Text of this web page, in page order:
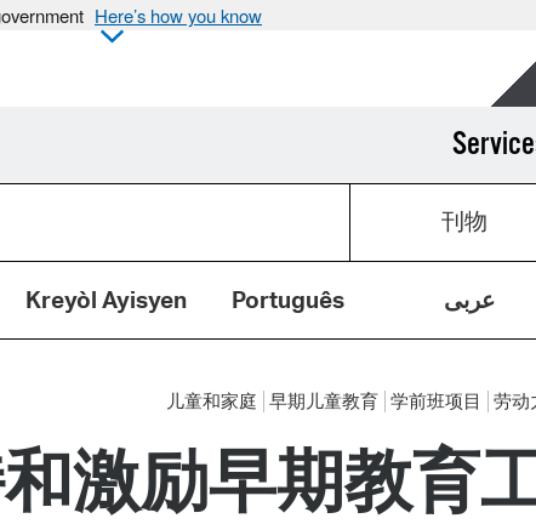
Here’s how you know
刊物
Kreyòl Ayisyen Português عربى
儿童和家庭 早期儿童教育 学前班项目 劳动
激励早期教育